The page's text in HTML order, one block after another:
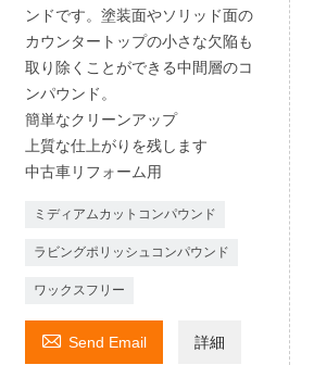
ンドです。塗装面やソリッド面の
カウンタートップの小さな欠陥も
取り除くことができる中間層のコ
ンパウンド。
簡単なクリーンアップ
上質な仕上がりを残します
中古車リフォーム用
ミディアムカットコンパウンド
ラビングポリッシュコンパウンド
ワックスフリー
 Send Email 詳細